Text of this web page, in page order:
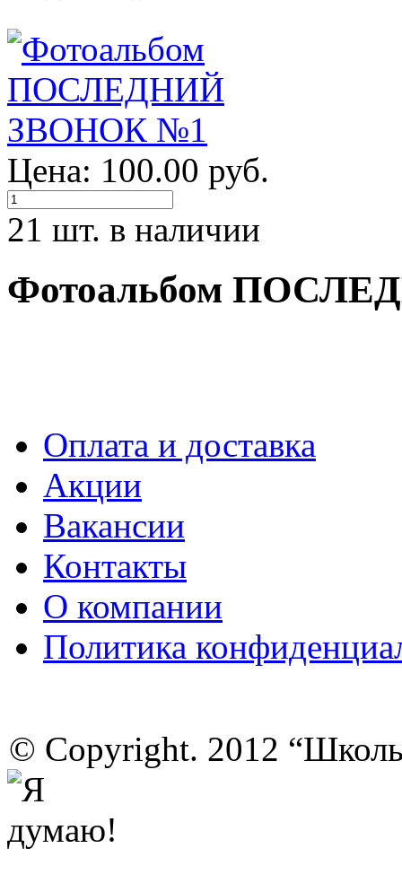
Цена: 100.00 руб.
21 шт. в наличии
Фотоальбом
Оплата и доставка
Акции
Вакансии
Контакты
О компании
Политика
© Copyright. 2012